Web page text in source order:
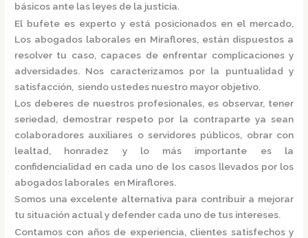
básicos ante las leyes de la justicia.
El bufete es experto y está posicionados en el mercado,
Los abogados laborales en Miraflores, están dispuestos a
resolver tu caso, capaces de enfrentar complicaciones y
adversidades. Nos caracterizamos por la puntualidad y
satisfacción, siendo ustedes nuestro mayor objetivo.
Los deberes de nuestros profesionales, es observar, tener
seriedad, demostrar respeto por la contraparte ya sean
colaboradores auxiliares o servidores públicos, obrar con
lealtad, honradez y lo más importante es la
confidencialidad en cada uno de los casos llevados por los
abogados laborales en Miraflores.
Somos una excelente alternativa para contribuir a mejorar
tu situación actual y defender cada uno de tus intereses.
Contamos con años de experiencia, clientes satisfechos y